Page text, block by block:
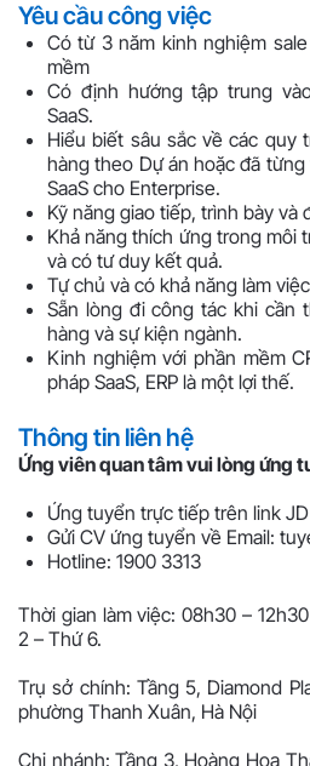
Yêu cầu công việc
Có từ 3 năm kinh nghiệm
mềm
Có định hướng tập trung
SaaS.
Hiểu biết sâu sắc về các quy
hàng theo Dự án hoặc đã
SaaS cho Enterprise.
Kỹ năng giao tiếp, trình bày và
Khả năng thích ứng trong môi
và có tư duy kết quả.
Tự chủ và có khả năng làm
Sẵn lòng đi công tác khi cần
hàng và sự kiện ngành.
Kinh nghiệm với phần mềm
pháp SaaS, ERP là một lợi thế.
Thông tin liên hệ
Ứng viên quan tâm vui lòng ứng
Ứng tuyển trực tiếp trên link JD
Gửi CV ứng tuyển về Email:
Hotline: 1900 3313
Thời gian làm việc: 08h30 –
2 – Thứ 6.
Trụ sở chính: Tầng 5, Diamond
phường Thanh Xuân, Hà Nội
Chi nhánh: Tầng 3, Hoàng Hoa